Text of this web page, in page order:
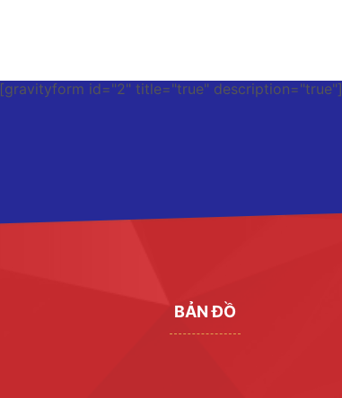
[gravityform id="2" title="true" description="true"]
BẢN ĐỒ